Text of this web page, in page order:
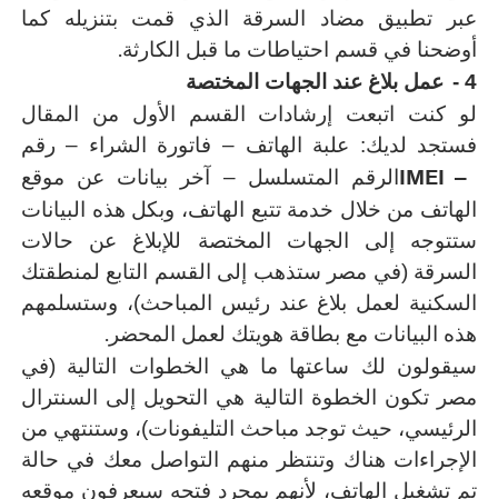
عبر تطبيق مضاد السرقة الذي قمت بتنزيله كما
أوضحنا في قسم احتياطات ما قبل الكارثة.
4 -
عمل بلاغ عند الجهات المختصة
لو كنت اتبعت إرشادات القسم الأول من المقال
فستجد لديك: علبة الهاتف – فاتورة الشراء – رقم
IMEI – الرقم المتسلسل – آخر بيانات عن موقع
الهاتف من خلال خدمة تتبع الهاتف، وبكل هذه البيانات
ستتوجه إلى الجهات المختصة للإبلاغ عن حالات
السرقة (في مصر ستذهب إلى القسم التابع لمنطقتك
السكنية لعمل بلاغ عند رئيس المباحث)، وستسلمهم
هذه البيانات مع بطاقة هويتك لعمل المحضر .
سيقولون لك ساعتها ما هي الخطوات التالية (في
مصر تكون الخطوة التالية هي التحويل إلى السنترال
الرئيسي، حيث توجد مباحث التليفونات)، وستنتهي من
الإجراءات هناك وتنتظر منهم التواصل معك في حالة
تم تشغيل الهاتف، لأنهم بمجرد فتحه سيعرفون موقعه